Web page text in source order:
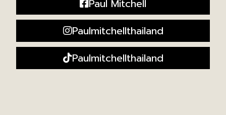
Paul Mitchell
Paulmitchellthailand
Paulmitchellthailand